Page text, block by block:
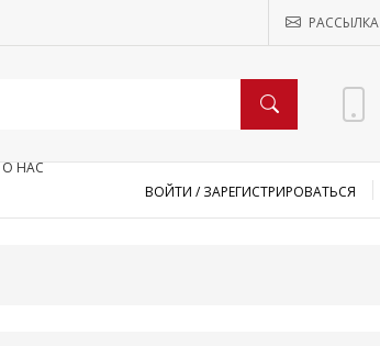
РАССЫЛКА
О НАС
ВОЙТИ /ЗАРЕГИСТРИРОВАТЬСЯ